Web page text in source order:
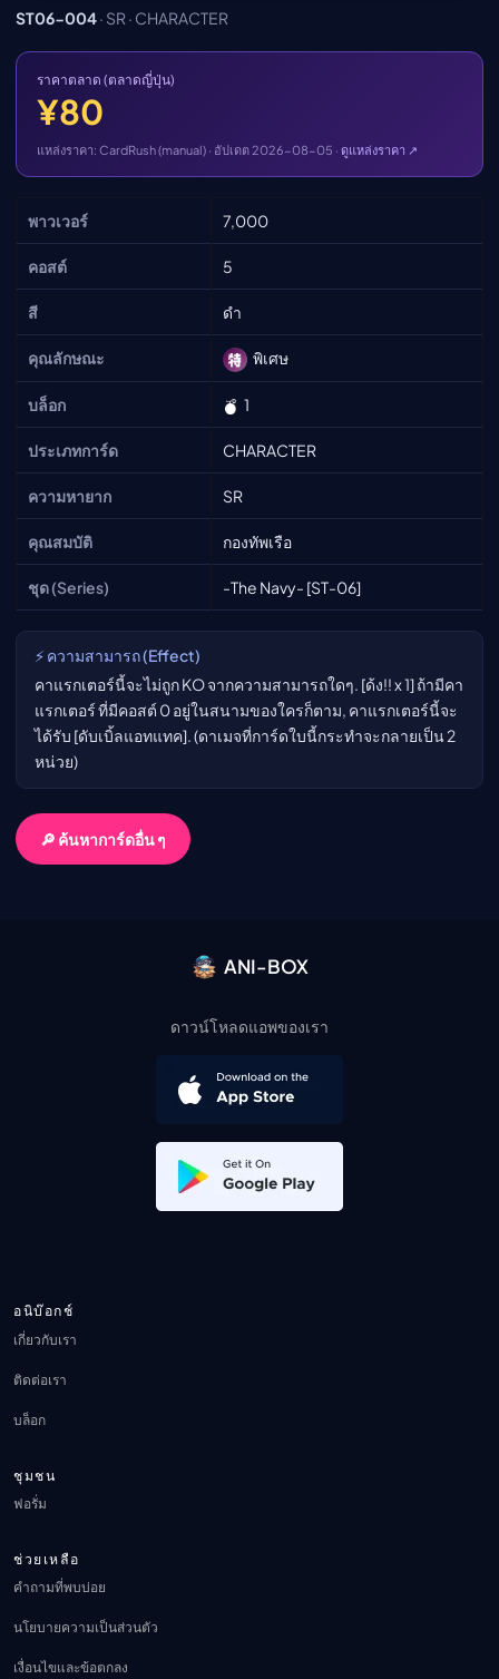
ST06-004· SR · CHARACTER
ราคาตลาด (ตลาดญี่ปุ่น)
¥80
แหล่งราคา: CardRush (manual) · อัปเดต 2026-08-05 · ดูแหล่งราคา ↗
พาวเวอร์ 7,000
คอสต์ 5
สี ดำ
คุณลักษณะ พิเศษ
บล็อก 1
ประเภทการ์ด CHARACTER
ความหายาก SR
คุณสมบัติ กองทัพเรือ
ชุด (Series) -The Navy- [ST-06]
⚡ ความสามารถ (Effect)
คาแรกเตอร์นี้จะไม่ถูก KO จากความสามารถใดๆ. [ด้ง!! x 1] ถ้ามีคา
แรกเตอร์ ที่มีคอสต์ 0 อยู่ในสนามของใครก็ตาม, คาแรกเตอร์นี้จะ
ได้รับ [ดับเบิ้ลแอทแทค]. (ดาเมจที่การ์ดใบนี้กระทำจะกลายเป็น 2
หน่วย)
🔎 ค้นหาการ์ดอื่น ๆ
ANI-BOX
ดาวน์โหลดแอพของเรา
อนิบ๊อกช์
เกี่ยวกับเรา
ติดต่อเรา
บล็อก
ชุมชน
ฟอรั่ม
ช่วยเหลือ
คำถามที่พบบ่อย
นโยบายความเป็นส่วนตัว
เงื่อนไขและข้อตกลง